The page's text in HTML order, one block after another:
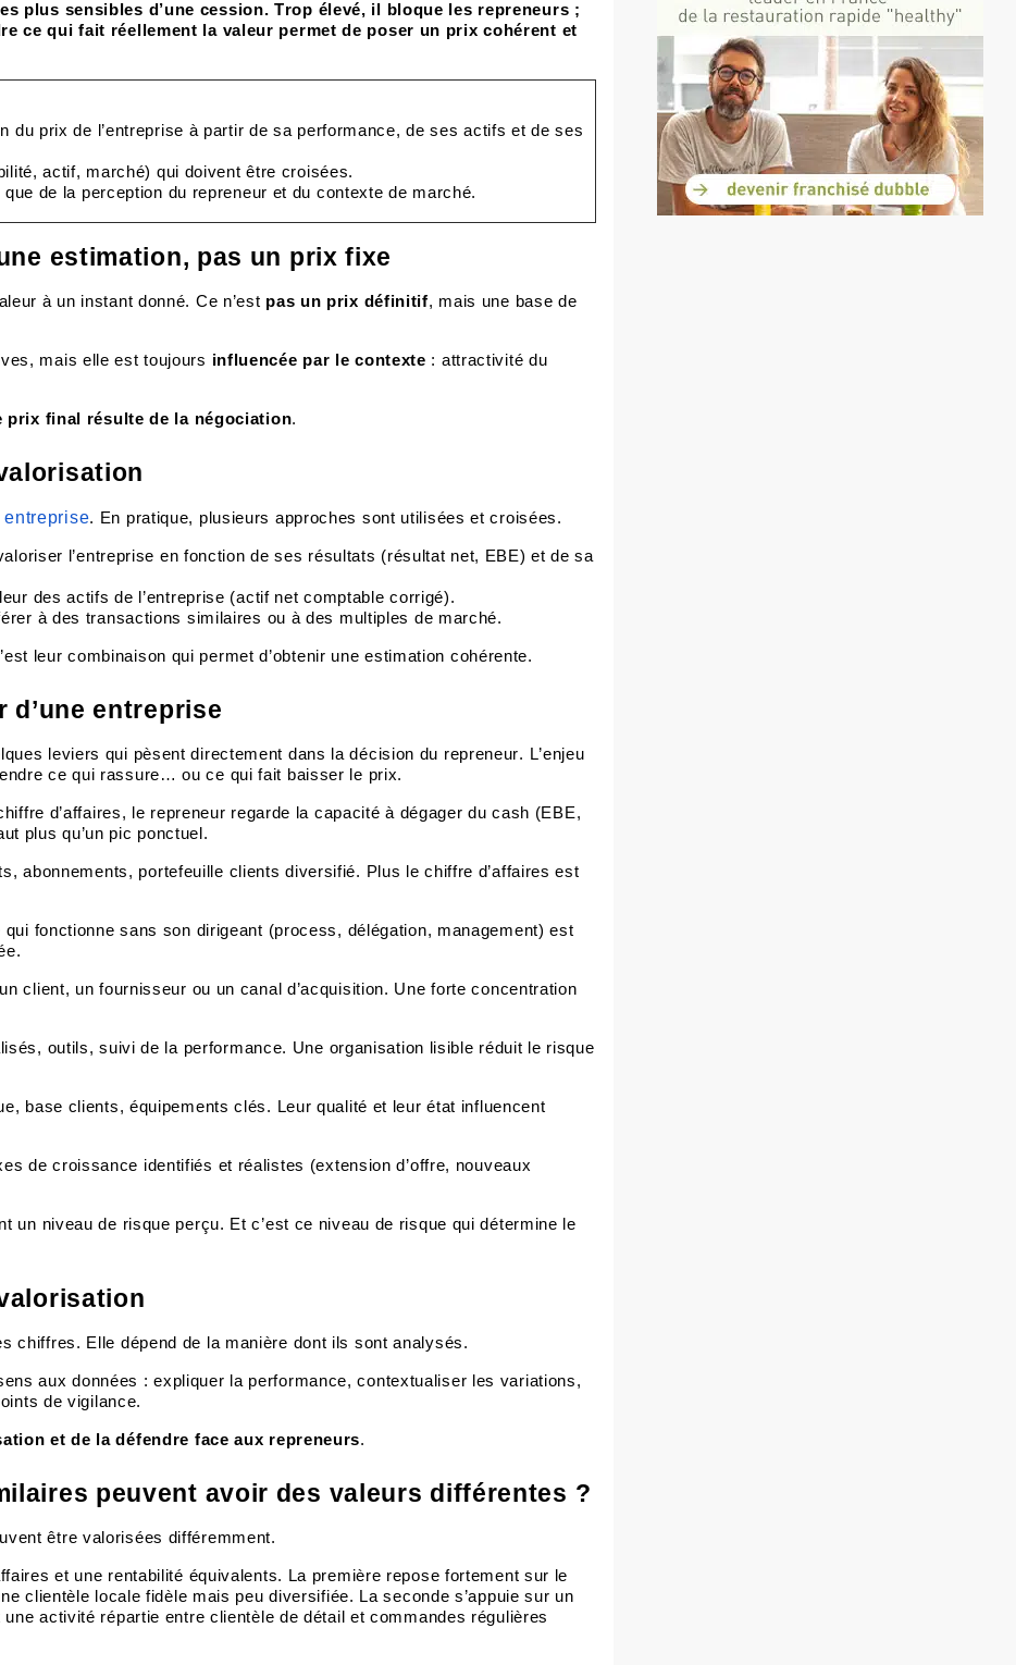
plus sensibles d’une cession. Trop élevé, il bloque les repreneurs ;
ce qui fait réellement la valeur permet de poser un prix cohérent et
du prix de l’entreprise à partir de sa performance, de ses actifs et de ses
actif, marché) qui doivent être croisées.
de la perception du repreneur et du contexte de marché.
estimation, pas un prix fixe
à un instant donné. Ce n’est pas un prix définitif, mais une base de
mais elle est toujours influencée par le contexte : attractivité du
prix final résulte de la négociation.
. En pratique, plusieurs approches sont utilisées et croisées.
l’entreprise en fonction de ses résultats (résultat net, EBE) et de sa
des actifs de l’entreprise (actif net comptable corrigé).
à des transactions similaires ou à des multiples de marché.
leur combinaison qui permet d’obtenir une estimation cohérente.
d’une entreprise
leviers qui pèsent directement dans la décision du repreneur. L’enjeu
ce qui rassure… ou ce qui fait baisser le prix.
d’affaires, le repreneur regarde la capacité à dégager du cash (EBE,
plus qu’un pic ponctuel.
abonnements, portefeuille clients diversifié. Plus le chiffre d’affaires est
qui fonctionne sans son dirigeant (process, délégation, management) est
client, un fournisseur ou un canal d’acquisition. Une forte concentration
outils, suivi de la performance. Une organisation lisible réduit le risque
base clients, équipements clés. Leur qualité et leur état influencent
de croissance identifiés et réalistes (extension d’offre, nouveaux
un niveau de risque perçu. Et c’est ce niveau de risque qui détermine le
chiffres. Elle dépend de la manière dont ils sont analysés.
aux données : expliquer la performance, contextualiser les variations,
de vigilance.
et de la défendre face aux repreneurs.
peuvent avoir des valeurs différentes ?
être valorisées différemment.
et une rentabilité équivalents. La première repose fortement sur le
clientèle locale fidèle mais peu diversifiée. La seconde s’appuie sur un
activité répartie entre clientèle de détail et commandes régulières